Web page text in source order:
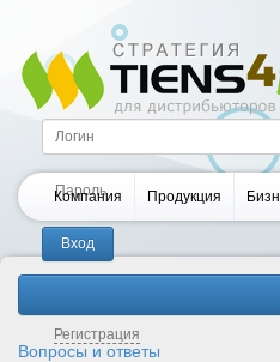
Регистрация
Компания Продукция
Вопросы и ответы